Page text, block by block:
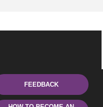
FEEDBACK